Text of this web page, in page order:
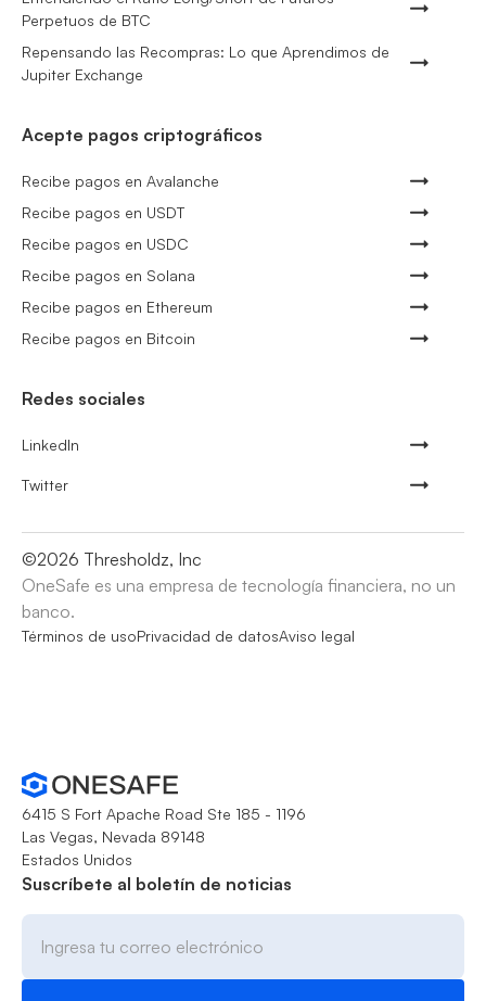
Perpetuos de BTC
Repensando las Recompras: Lo que Aprendimos de
Jupiter Exchange
Acepte pagos criptográficos
Recibe pagos en Avalanche
Recibe pagos en USDT
Recibe pagos en USDC
Recibe pagos en Solana
Recibe pagos en Ethereum
Recibe pagos en Bitcoin
Redes sociales
LinkedIn
Twitter
©2026 Thresholdz, Inc
OneSafe es una empresa de tecnología financiera, no un
banco.
Términos de usoPrivacidad de datosAviso legal
6415 S Fort Apache Road Ste 185 - 1196
Las Vegas, Nevada 89148
Estados Unidos
Suscríbete al boletín de noticias